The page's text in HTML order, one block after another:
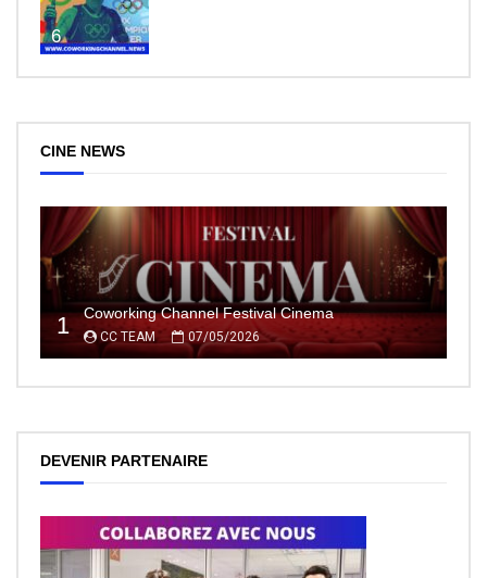
6
CINE NEWS
1 Coworking Channel Festival Cinema
CC TEAM 07/05/2026
DEVENIR PARTENAIRE